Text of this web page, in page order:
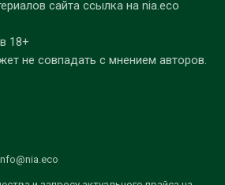
сайта ссылка на nia.eco
18+
не совпадать с мнением авторов.